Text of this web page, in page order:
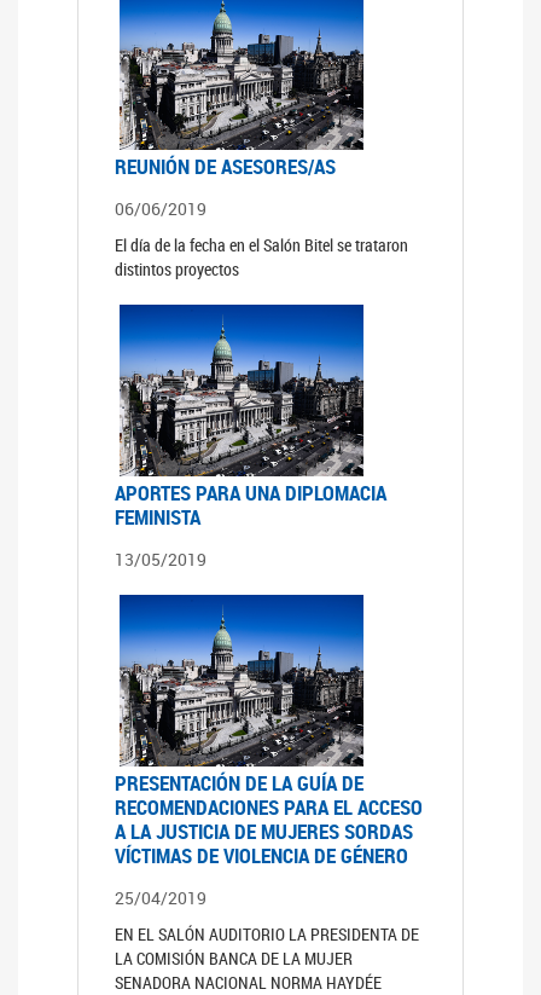
REUNIÓN DE ASESORES/AS
06/06/2019
El día de la fecha en el Salón Bitel se trataron
distintos proyectos
APORTES PARA UNA DIPLOMACIA
FEMINISTA
13/05/2019
PRESENTACIÓN DE LA GUÍA DE
RECOMENDACIONES PARA EL ACCESO
A LA JUSTICIA DE MUJERES SORDAS
VÍCTIMAS DE VIOLENCIA DE GÉNERO
25/04/2019
EN EL SALÓN AUDITORIO LA PRESIDENTA DE
LA COMISIÓN BANCA DE LA MUJER
SENADORA NACIONAL NORMA HAYDÉE